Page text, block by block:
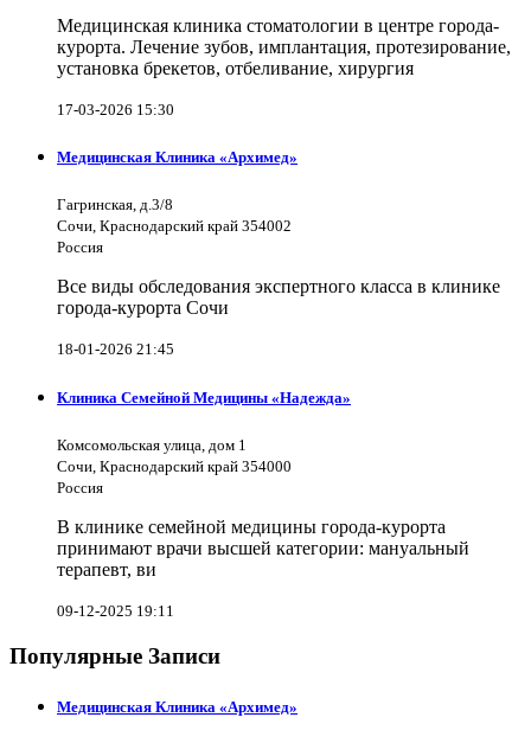
Медицинская клиника стоматологии в центре города-
курорта. Лечение зубов, имплантация, протезирование,
установка брекетов, отбеливание, хирургия
17-03-2026 15:30
Медицинская Клиника «Архимед»
Гагринская, д.3/8
Сочи, Краснодарский край 354002
Россия
Все виды обследования экспертного класса в клинике
города-курорта Сочи
18-01-2026 21:45
Клиника Семейной Медицины «Надежда»
Комсомольская улица, дом 1
Сочи, Краснодарский край 354000
Россия
В клинике семейной медицины города-курорта
принимают врачи высшей категории: мануальный
терапевт, ви
09-12-2025 19:11
Популярные Записи
Медицинская Клиника «Архимед»